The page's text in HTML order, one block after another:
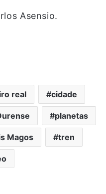
Asensio.
real cidade
planetas
Magos tren